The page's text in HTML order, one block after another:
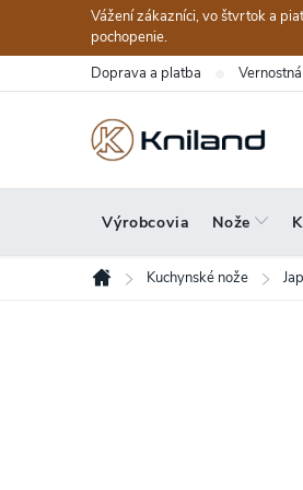
obsah
Vážení zákazníci, vo štvrtok a
pochopenie.
Doprava a platba
Výrobcovia Nože
Domov
Kuchynské nože